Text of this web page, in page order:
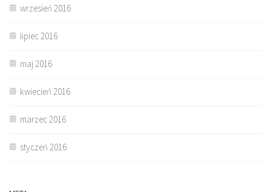
wrzesień 2016
lipiec 2016
maj 2016
kwiecień 2016
marzec 2016
styczeń 2016